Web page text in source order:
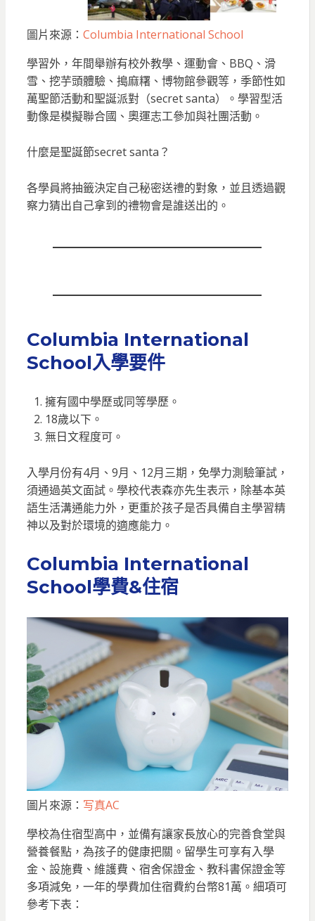
圖片來源： Columbia International School
學習外，年間舉辦有校外教學、運動會、BBQ、滑
雪、挖芋頭體驗、搗麻糬、博物館參觀等，季節性如
萬聖節活動和聖誕派對（secret santa）。學習型活
動像是模擬聯合國、奧運志工參加與社團活動。
什麼是聖誕節secret santa？
各學員將抽籤決定自己秘密送禮的對象，並且透過觀
察力猜出自己拿到的禮物會是誰送出的。
Columbia International
School入學要件
擁有國中學歷或同等學歷。
18歲以下。
無日文程度可。
入學月份有4月、9月、12月三期，免學力測驗筆試，
須通過英文面試。學校代表森亦先生表示，除基本英
語生活溝通能力外，更重於孩子是否具備自主學習精
神以及對於環境的適應能力。
Columbia International
School學費&住宿
圖片來源： 写真AC
學校為住宿型高中，並備有讓家長放心的完善食堂與
營養餐點，為孩子的健康把關。留學生可享有入學
金、設施費、維護費、宿舍保證金、教科書保證金等
多項減免，一年的學費加住宿費約台幣81萬。細項可
參考下表：